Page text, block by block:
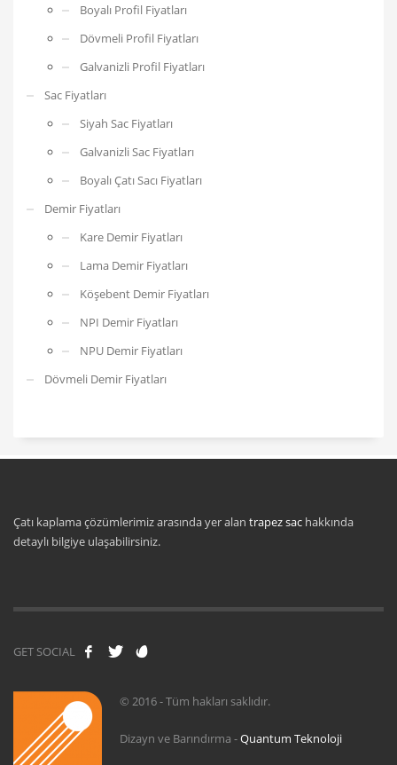
Boyalı Profil Fiyatları
Dövmeli Profil Fiyatları
Galvanizli Profil Fiyatları
Sac Fiyatları
Siyah Sac Fiyatları
Galvanizli Sac Fiyatları
Boyalı Çatı Sacı Fiyatları
Demir Fiyatları
Kare Demir Fiyatları
Lama Demir Fiyatları
Köşebent Demir Fiyatları
NPI Demir Fiyatları
NPU Demir Fiyatları
Dövmeli Demir Fiyatları
Çatı kaplama çözümlerimiz arasında yer alan trapez sac hakkında
detaylı bilgiye ulaşabilirsiniz.
GET SOCIAL
© 2016 - Tüm hakları saklıdır.
Dizayn ve Barındırma -Quantum Teknoloji